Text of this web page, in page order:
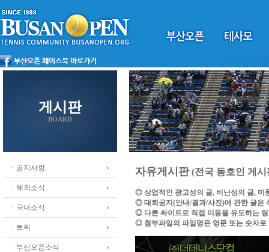
게시판
BOARD
ㆍ공지사항
ㆍ해외소식
ㆍ국내소식
ㆍ토픽
ㆍ부산오픈소식
자유게시판(전국 동호인 게시
◎ 상업적인 광고성의 글, 비난성의 글, 미
◎ 대회공지(안내/결과/사진)에 관한 글은
◎ 다른 싸이트로 직접 이동을 유도하는
◎ 첨부파일의 파일명은 영문 또는 숫자로